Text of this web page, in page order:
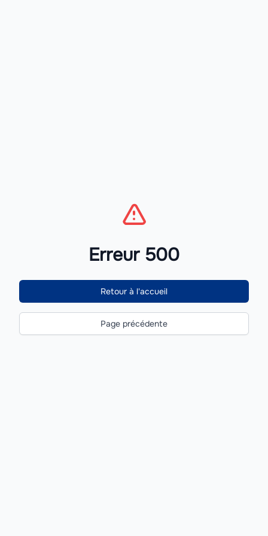
Erreur 500
Retour à l'accueil
Page précédente